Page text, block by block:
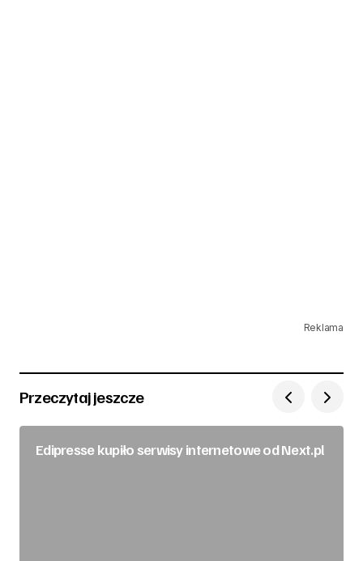
Reklama
Przeczytaj jeszcze
Edipresse kupiło serwisy internetowe od Next.pl